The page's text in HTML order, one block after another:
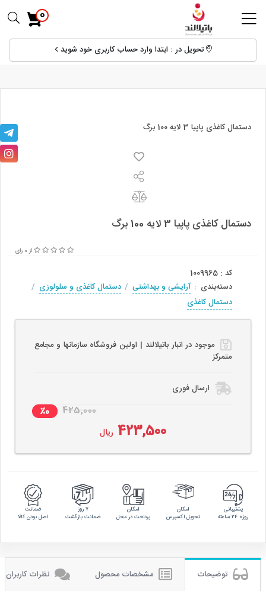
0
تحویل در : ابتدا وارد حساب کاربری خود شوید
دستمال کاغذی پاپیا 3 لایه 100 برگ
دستمال کاغذی پاپیا 3 لایه 100 برگ
از 0 رای
کد :
1009965
دسته‌بندی :آرایشی و بهداشتی / دستمال کاغذی و سلولوزی /
دستمال کاغذی
موجود در انبار باتیلالند | اولین فروشگاه سازمانها و مجامع
متمرکز
ارسال فوری
425,000 ٪0
423,500 ریال
پشتیبانی
روزه ۲۴ ساعته
امکان
تحویل اکسپرس
امکان
پرداخت در محل
۷ روز
ضمانت بازگشت
ضمانت
اصل بودن کالا
توضیحات مشخصات محصول نظرات کاربران